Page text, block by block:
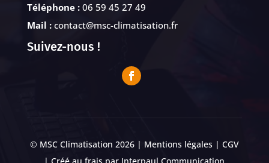
Téléphone : 06 59 45 27 49
Mail :contact@msc-climatisation.fr
Suivez-nous !
© MSC Climatisation 2026 | Mentions légales| CGV
| Créé au frais par Interpaul Communication